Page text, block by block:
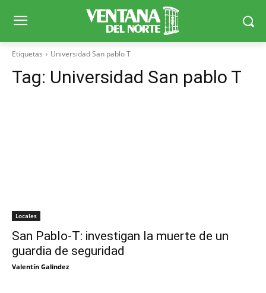
Etiquetas Universidad San pablo T
Tag: Universidad San pablo T
Locales
San Pablo-T: investigan la muerte de un
guardia de seguridad
Valentín Galindez